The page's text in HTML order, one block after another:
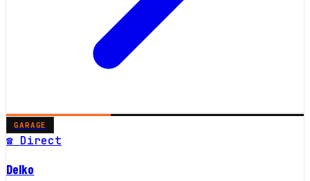
GARAGE
☎ Direct
Delko